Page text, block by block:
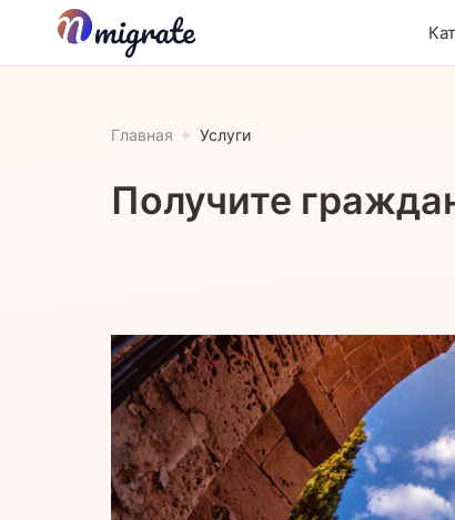
Главная Услуги
Получите